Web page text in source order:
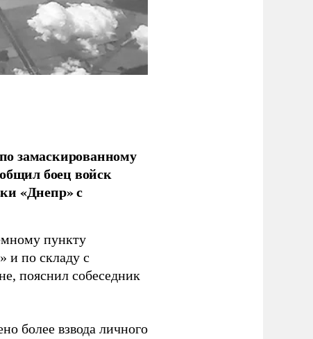
замаскированному
боец войск
«Днепр» с
пункту
и по складу с
пояснил собеседник
более взвода личного